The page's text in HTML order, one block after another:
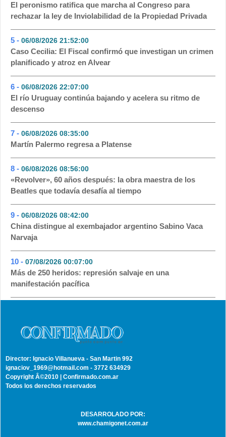
El peronismo ratifica que marcha al Congreso para
rechazar la ley de Inviolabilidad de la Propiedad Privada
5 - 06/08/2026 21:52:00
Caso Cecilia: El Fiscal confirmó que investigan un crimen
planificado y atroz en Alvear
6 - 06/08/2026 22:07:00
El río Uruguay continúa bajando y acelera su ritmo de
descenso
7 - 06/08/2026 08:35:00
Martín Palermo regresa a Platense
8 - 06/08/2026 08:56:00
«Revolver», 60 años después: la obra maestra de los
Beatles que todavía desafía al tiempo
9 - 06/08/2026 08:42:00
China distingue al exembajador argentino Sabino Vaca
Narvaja
10 - 07/08/2026 00:07:00
Más de 250 heridos: represión salvaje en una
manifestación pacífica
Director: Ignacio Villanueva - San Martin 992
ignaciov_1969@hotmail.com - 3772 634929
Copyright Â©2010 | Confirmado.com.ar
Todos los derechos reservados
DESARROLADO POR:
www.chamigonet.com.ar